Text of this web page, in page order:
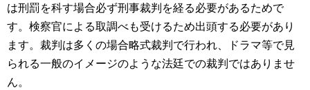
は刑罰を科す場合必ず刑事裁判を経る必要があるためで
す。検察官による取調べも受けるため出頭する必要があり
ます。裁判は多くの場合略式裁判で行われ、ドラマ等で見
られる一般のイメージのような法廷での裁判ではありませ
ん。